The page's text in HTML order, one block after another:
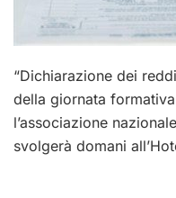
“Dichiarazione dei
della giornata
l’associazione
svolgerà domani